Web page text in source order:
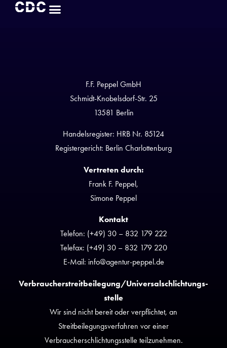
F.F. Peppel GmbH
Schmidt-Knobelsdorf-Str. 25
13581 Berlin
Handelsregister: HRB Nr. 85124
Registergericht: Berlin Charlottenburg
Vertreten durch:
Frank F. Peppel,
Simone Peppel
Kontakt
Telefon: (+49) 30 – 832 179 222
Telefax: (+49) 30 – 832 179 220
E-Mail: info@agentur-peppel.de
Verbraucher­streit­beilegung/Universal­schlichtungs­
stelle
Wir sind nicht bereit oder verpflichtet, an
Streitbeilegungsverfahren vor einer
Verbraucherschlichtungsstelle teilzunehmen.